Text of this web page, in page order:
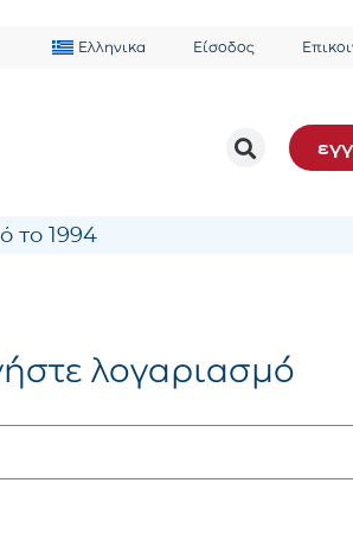
Ελληνικα Είσοδος
το 1994
λογαριασμό